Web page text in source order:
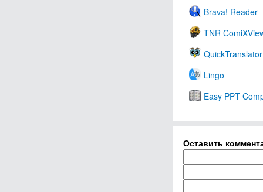
Brava! Reader
TNR
QuickTranslator
Lingo
Easy PPT
Оставить